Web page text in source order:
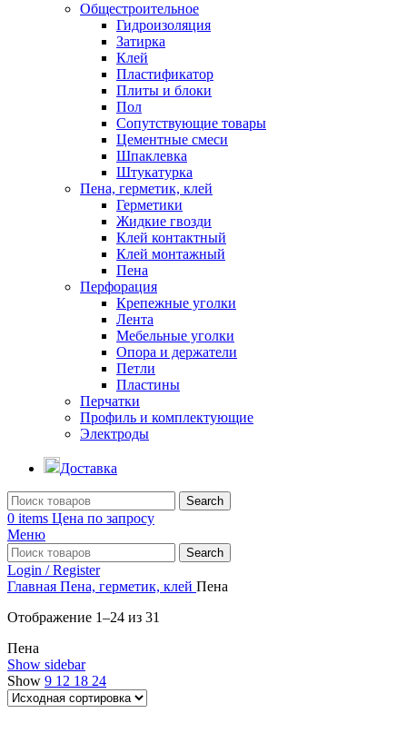
Общестроительное
Гидроизоляция
Затирка
Клей
Пластификатор
Плиты и блоки
Пол
Сопутствующие товары
Цементные смеси
Шпаклевка
Штукатурка
Пена, герметик, клей
Герметики
Жидкие гвозди
Клей контактный
Клей монтажный
Пена
Перфорация
Крепежные уголки
Лента
Мебельные уголки
Опора и держатели
Петли
Пластины
Перчатки
Профиль и комплектующие
Электроды
Доставка
Search
0 items Цена по запросу
Меню
Search
Login / Register
Главная Пена, герметик, клей Пена
Отображение 1–24 из 31
Пена
Show sidebar
Show 9 12 18 24